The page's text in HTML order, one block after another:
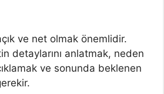
ve net olmak önemlidir.
detaylarını anlatmak, neden
ve sonunda beklenen